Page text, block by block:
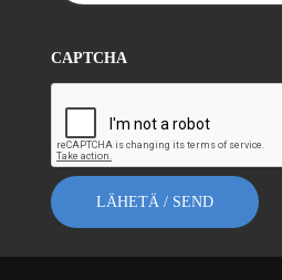
CAPTCHA